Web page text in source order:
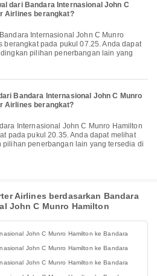
dari Bandara Internasional John C
Airlines berangkat?
berangkat pada pukul 07.25. Anda dapat
pilihan penerbangan lain yang
Bandara Internasional John C Munro
Airlines berangkat?
pada pukul 20.35. Anda dapat melihat
penerbangan lain yang tersedia di
Airlines berdasarkan Bandara
John C Munro Hamilton
John C Munro Hamilton ke Bandara
John C Munro Hamilton ke Bandara
John C Munro Hamilton ke Bandara